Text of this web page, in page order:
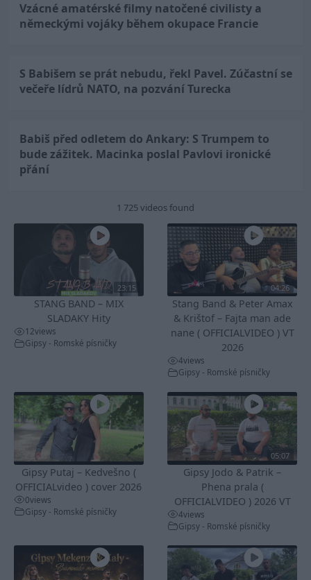
Vzácné amatérské filmy natočené civilisty a
německými vojáky během okupace Francie
S Babišem se prát nebudu, řekl Pavel. Zúčastní se
večeře lídrů NATO, na pozvání Turecka
Babiš před odletem do Ankary: S Trumpem to
bude zážitek. Macinka poslal Pavlovi ironické
přání
1 725 videos found
23:15
STANG BAND – MIX
SLADAKY Hity
12views
Gipsy - Romské písničky
04:26
Stang Band & Peter Amax
& Krištof – Fajta man ade
nane ( OFFICIALVIDEO ) VT
2026
4views
Gipsy - Romské písničky
Gipsy Putaj – Kedvešno (
OFFICIALvideo ) cover 2026
0views
Gipsy - Romské písničky
05:07
Gipsy Jodo & Patrik –
Phena prala (
OFFICIALVIDEO ) 2026 VT
4views
Gipsy - Romské písničky